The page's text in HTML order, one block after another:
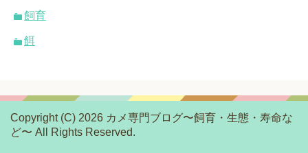
飼育
餌
Copyright (C) 2026 カメ専門ブログ〜飼育・生態・寿命な
ど〜 All Rights Reserved.